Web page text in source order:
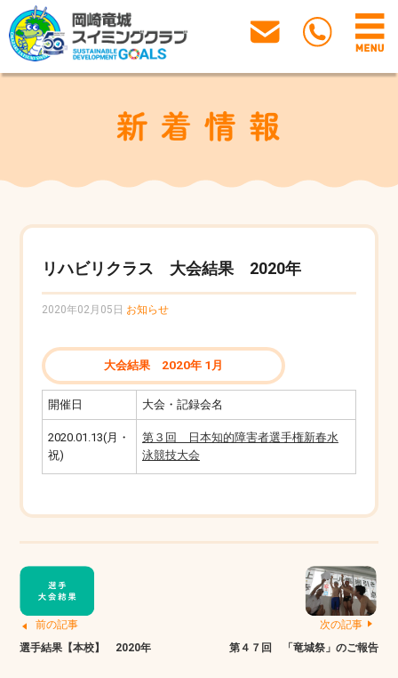
リハビリクラス 大会結果 2020年
2020年02月05日 お知らせ
大会結果 2020年 1月
開催日 大会・記録会名
2020.01.13(月・
祝)
第３回 日本知的障害者選手権新春水
泳競技大会
前の記事
選手結果【本校】 2020年
次の記事
第４７回 「竜城祭」のご報告